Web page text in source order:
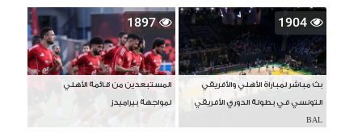
1904
بث مباشر لمباراة الأهلي والأفريقي
التونسي في بطولة الدوري الأفريقي
BAL
1897
المستبعدين من قائمة الأهلي
لمواجهة بيراميدز